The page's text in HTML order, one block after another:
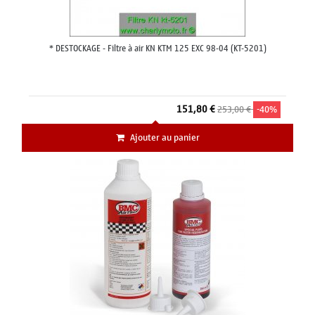
* DESTOCKAGE - Filtre à air KN KTM 125 EXC 98-04 (KT-5201)
151,80 €253,00 € -40%
Ajouter au panier